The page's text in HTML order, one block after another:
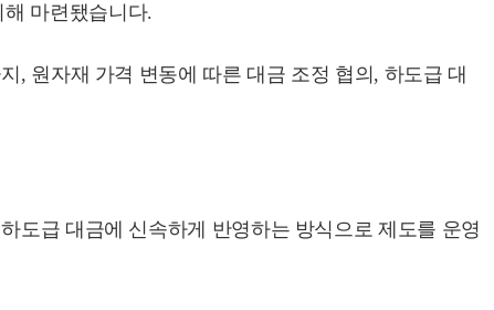
마련됐습니다.
, 원자재 가격 변동에 따른 대금 조정 협의, 하도급 대
도급 대금에 신속하게 반영하는 방식으로 제도를 운영